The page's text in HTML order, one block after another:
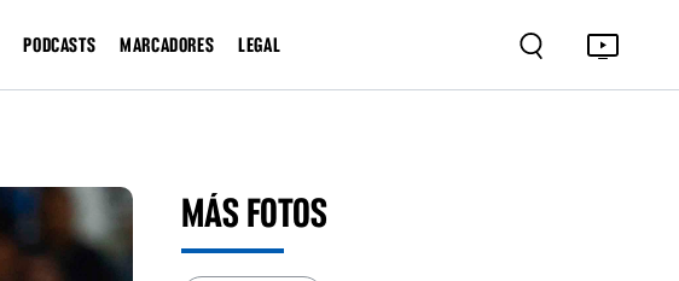
PODCASTS MARCADORES LEGAL
MÁS FOTOS